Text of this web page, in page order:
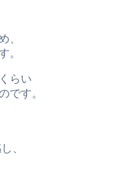
、
。
らい
です。
、